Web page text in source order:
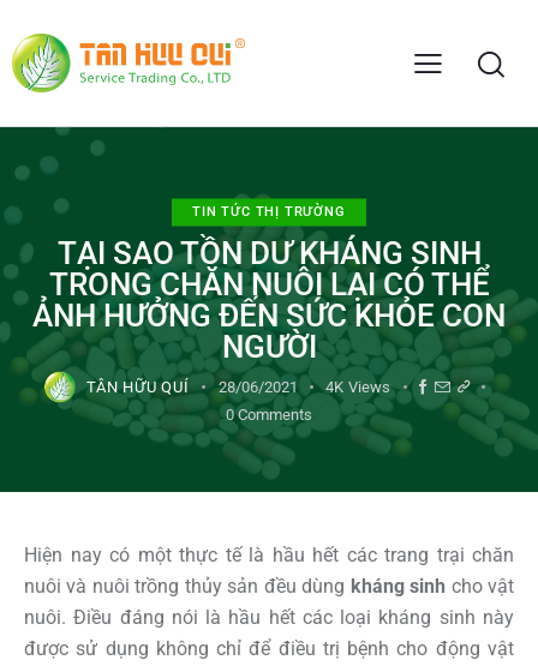
TIN TỨC THỊ TRƯỜNG
TẠI SAO TỒN DƯ KHÁNG SINH
TRONG CHĂN NUÔI LẠI CÓ THỂ
ẢNH HƯỞNG ĐẾN SỨC KHỎE CON
NGƯỜI
TÂN HỮU QUÍ 28/06/2021 4K Views
0 Comments
Hiện nay có một thực tế là hầu hết các trang trại chăn
nuôi và nuôi trồng thủy sản đều dùng kháng sinh cho vật
nuôi. Điều đáng nói là hầu hết các loại kháng sinh này
được sử dụng không chỉ để điều trị bệnh cho động vật